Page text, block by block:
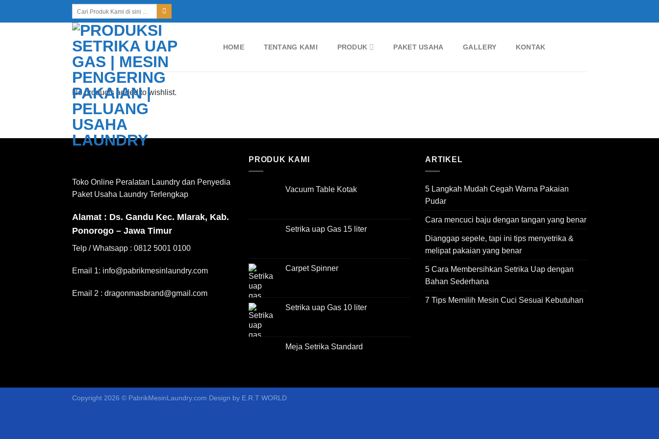
HOME TENTANG KAMI PRODUK PAKET USAHA GALLERY KONTAK
No products added to wishlist.
Toko Online Peralatan Laundry dan Penyedia
Paket Usaha Laundry Terlengkap
Alamat : Ds. Gandu Kec. Mlarak, Kab.
Ponorogo – Jawa Timur
Telp / Whatsapp : 0812 5001 0100
Email 1: info@pabrikmesinlaundry.com
Email 2 : dragonmasbrand@gmail.com
PRODUK KAMI
Vacuum Table Kotak
Setrika uap Gas 15 liter
Carpet Spinner
Setrika uap Gas 10 liter
Meja Setrika Standard
ARTIKEL
5 Langkah Mudah Cegah Warna Pakaian
Pudar
Cara mencuci baju dengan tangan yang benar
Dianggap sepele, tapi ini tips menyetrika &
melipat pakaian yang benar
5 Cara Membersihkan Setrika Uap dengan
Bahan Sederhana
7 Tips Memilih Mesin Cuci Sesuai Kebutuhan
Copyright 2026 © PabrikMesinLaundry.com Design by E.R.T WORLD